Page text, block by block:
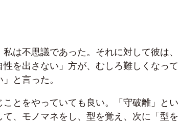
私は不思議であった。それに対して彼は、
性を出さない」方が、むしろ難しくなって
と言った。
とをやっていても良い。「守破離」とい
、モノマネをし、型を覚え、次に「型を